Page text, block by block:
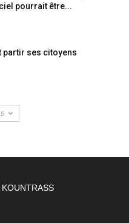
pourrait être...
partir ses citoyens